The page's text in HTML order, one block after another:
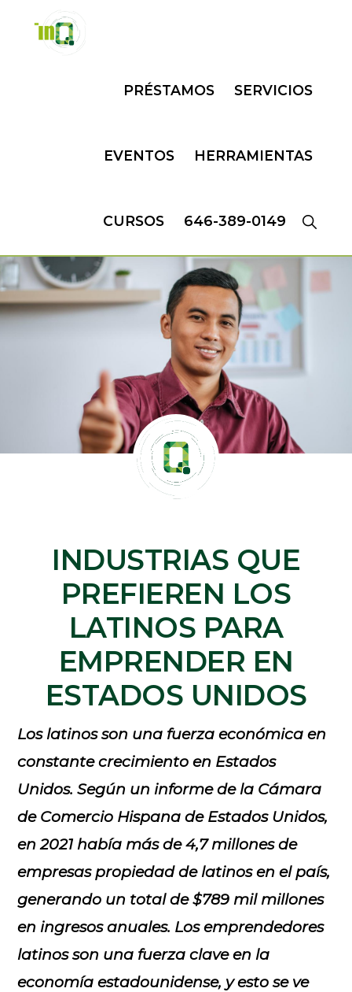
PRÉSTAMOS SERVICIOS
EVENTOS HERRAMIENTAS
CURSOS 646-389-0149
INDUSTRIAS QUE
PREFIEREN LOS
LATINOS PARA
EMPRENDER EN
ESTADOS UNIDOS
Los latinos son una fuerza económica en
constante crecimiento en Estados
Unidos. Según un informe de la Cámara
de Comercio Hispana de Estados Unidos,
en 2021 había más de 4,7 millones de
empresas propiedad de latinos en el país,
generando un total de $789 mil millones
en ingresos anuales. Los emprendedores
latinos son una fuerza clave en la
economía estadounidense, y esto se ve